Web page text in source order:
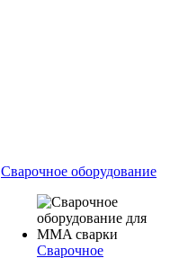
Сварочное оборудование
Сварочное